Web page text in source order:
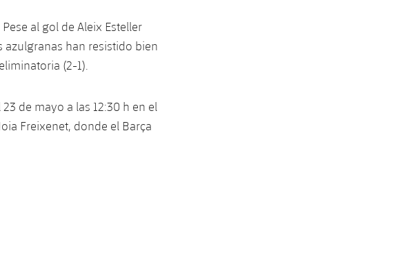
al gol de Aleix Esteller
han resistido bien
(2-1).
de mayo a las 12:30 h en el
Freixenet, donde el Barça